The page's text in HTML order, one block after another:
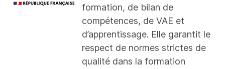
formation, de bilan de
compétences, de VAE et
d’apprentissage. Elle garantit le
respect de normes strictes de
qualité dans la formation